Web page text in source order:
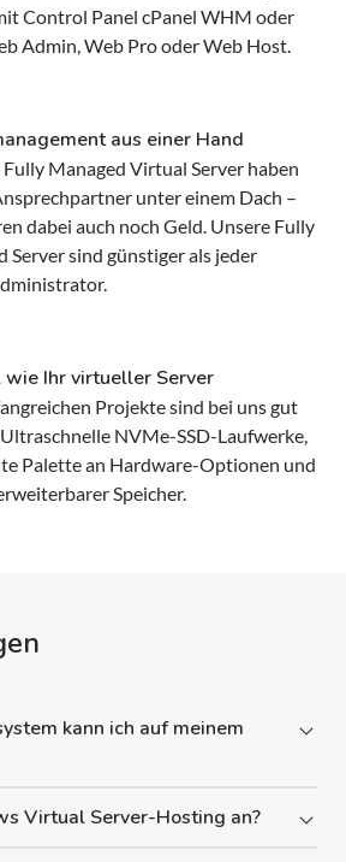
Control Panel cPanel WHM oder
Admin, Web Pro oder Web Host.
aus einer Hand
Managed Virtual Server haben
unter einem Dach –
dabei auch noch Geld. Unsere Fully
Server sind günstiger als jeder
wie Ihr virtueller Server
Projekte sind bei uns gut
NVMe-SSD-Laufwerke,
Palette an Hardware-Optionen und
Speicher.
kann ich auf meinem
Virtual Server-Hosting an?